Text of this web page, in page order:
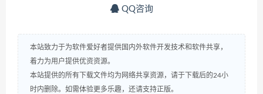
QQ咨询
本站致力于为软件爱好者提供国内外软件开发技术和软件共享，
着力为用户提供优资资源。
本站提供的所有下载文件均为网络共享资源，请于下载后的24小
时内删除。如需体验更多乐趣，还请支持正版。